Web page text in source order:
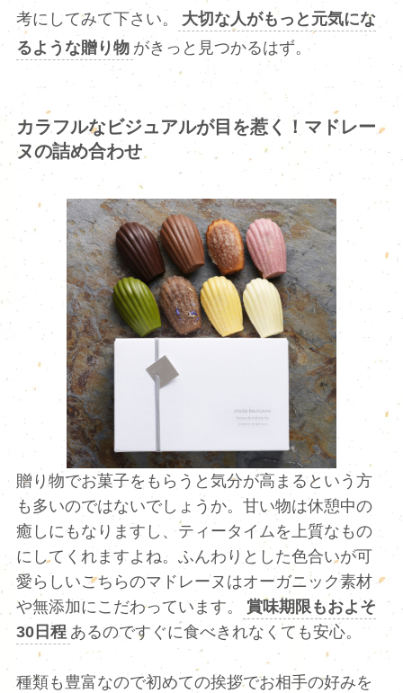
考にしてみて下さい。
大切な人がもっと元気にな
るような贈り物 がきっと見つかるはず。
カラフルなビジュアルが目を惹く！マドレー
ヌの詰め合わせ
贈り物でお菓子をもらうと気分が高まるという方
も多いのではないでしょうか。甘い物は休憩中の
癒しにもなりますし、ティータイムを上質なもの
にしてくれますよね。ふんわりとした色合いが可
愛らしいこちらのマドレーヌはオーガニック素材
や無添加にこだわっています。
賞味期限もおよそ
30日程 あるのですぐに食べきれなくても安心。
種類も豊富なので初めての挨拶でお相手の好みを